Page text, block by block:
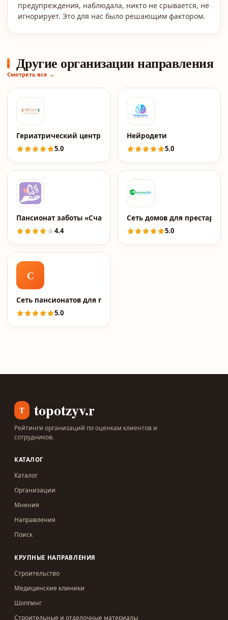
предупреждения, наблюдала, никто не срывается, не
игнорирует. Это для нас было решающим фактором.
Другие организации направления
Смотреть все →
Гериатрический центр «Малаховка»
5.0
Нейродети
5.0
Пансионат заботы «Счастье»
4.4
Сеть домов для
5.0
С
Сеть пансионатов для пожилых людей "Доверие"
5.0
T topotzyv.ru
Рейтинги организаций по оценкам клиентов и
сотрудников.
КАТАЛОГ
Каталог
Организации
Мнения
Направления
Поиск
КРУПНЫЕ НАПРАВЛЕНИЯ
Строительство
Медицинские клиники
Шоппинг
Строительные и отделочные материалы